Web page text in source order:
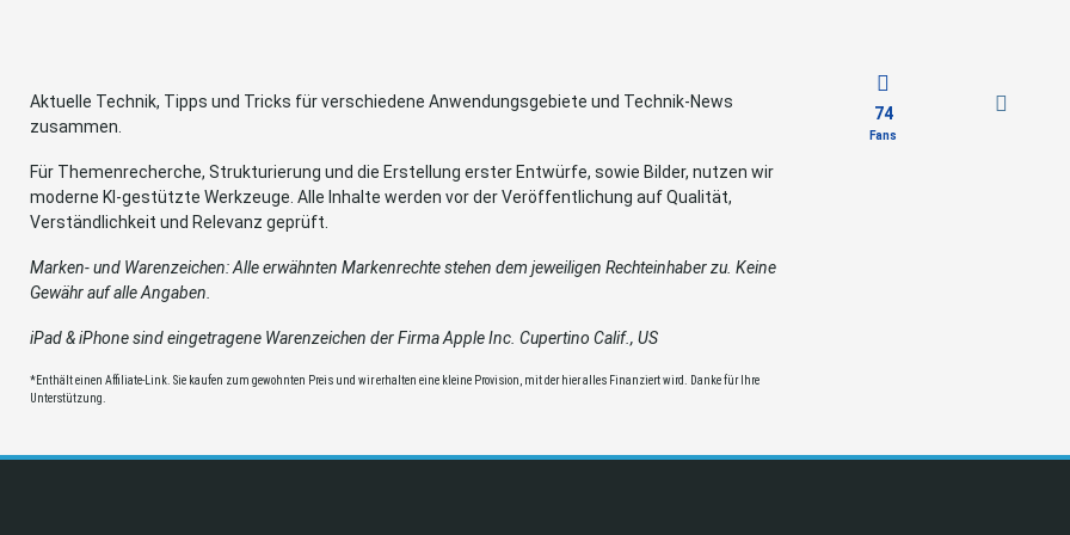
Aktuelle Technik, Tipps und Tricks für verschiedene Anwendungsgebiete und Technik-News
zusammen.
Für Themenrecherche, Strukturierung und die Erstellung erster Entwürfe, sowie Bilder, nutzen wir
moderne KI-gestützte Werkzeuge. Alle Inhalte werden vor der Veröffentlichung auf Qualität,
Verständlichkeit und Relevanz geprüft.
Marken- und Warenzeichen: Alle erwähnten Markenrechte stehen dem jeweiligen Rechteinhaber zu. Keine
Gewähr auf alle Angaben.
iPad & iPhone sind eingetragene Warenzeichen der Firma Apple Inc. Cupertino Calif., US
*Enthält einen Affiliate-Link. Sie kaufen zum gewohnten Preis und wir erhalten eine kleine Provision, mit der hier alles Finanziert wird. Danke für Ihre
Unterstützung.
74
Fans